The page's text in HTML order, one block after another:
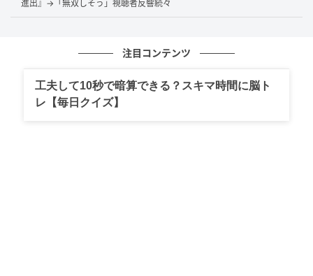
の“涙のメッセージ”には、応援し続けてきたからこそ
SNSでは共感と気遣いの声が続々
進出』→「無双しそう」視聴者反響続々
注目コンテンツ
工夫して10秒で暗算できる？スキマ時間に脳ト
レ【毎日クイズ】